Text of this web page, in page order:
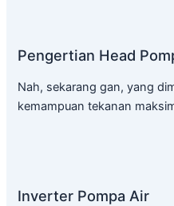
Pengertian Head
Nah, sekarang gan, yang
kemampuan tekanan
Inverter Pompa Air